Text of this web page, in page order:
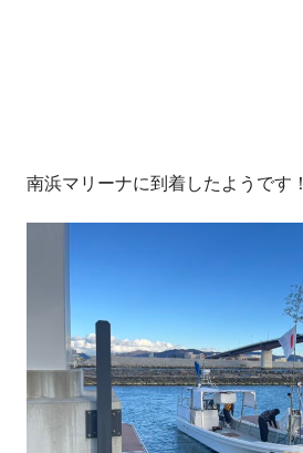
南浜マリーナに到着したようです！